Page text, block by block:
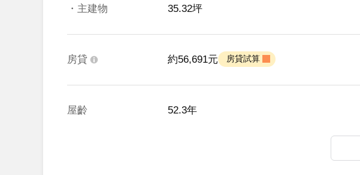
・主建物
35.32坪
房貸 約56,691元 房貸試算
屋齡 52.3年